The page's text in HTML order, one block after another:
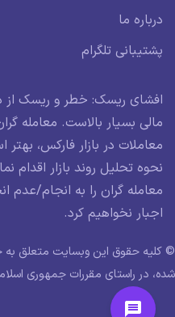
درباره ما
پشتیبانی تلگرام
افشای ریسک: خطر و ریسک از
مالی بسیار بالاست. معامله
معاملات در بازار فارکس،
نحوه تحلیل روند بازار اقدام
معامله گران را به انجام/عدم
اجبار نخواهیم کرد.
© کلیه حقوق این وبسایت متعلق
شده، در راستای مقررات جمهوری